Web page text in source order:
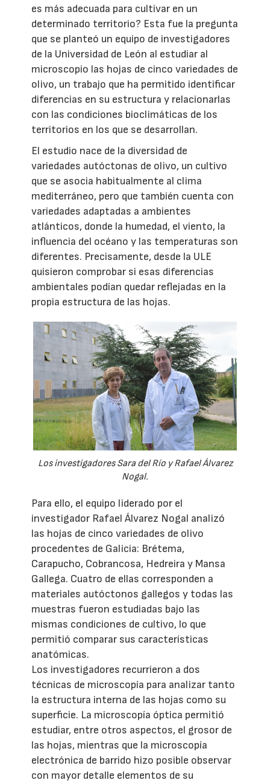
es más adecuada para cultivar en un
determinado territorio? Esta fue la pregunta
que se planteó un equipo de investigadores
de la Universidad de León al estudiar al
microscopio las hojas de cinco variedades de
olivo, un trabajo que ha permitido identificar
diferencias en su estructura y relacionarlas
con las condiciones bioclimáticas de los
territorios en los que se desarrollan.
El estudio nace de la diversidad de
variedades autóctonas de olivo, un cultivo
que se asocia habitualmente al clima
mediterráneo, pero que también cuenta con
variedades adaptadas a ambientes
atlánticos, donde la humedad, el viento, la
influencia del océano y las temperaturas son
diferentes. Precisamente, desde la ULE
quisieron comprobar si esas diferencias
ambientales podían quedar reflejadas en la
propia estructura de las hojas.
Los investigadores Sara del Río y Rafael Álvarez
Nogal.
Para ello, el equipo liderado por el
investigador Rafael Álvarez Nogal analizó
las hojas de cinco variedades de olivo
procedentes de Galicia: Brétema,
Carapucho, Cobrancosa, Hedreira y Mansa
Gallega. Cuatro de ellas corresponden a
materiales autóctonos gallegos y todas las
muestras fueron estudiadas bajo las
mismas condiciones de cultivo, lo que
permitió comparar sus características
anatómicas.
Los investigadores recurrieron a dos
técnicas de microscopía para analizar tanto
la estructura interna de las hojas como su
superficie. La microscopía óptica permitió
estudiar, entre otros aspectos, el grosor de
las hojas, mientras que la microscopía
electrónica de barrido hizo posible observar
con mayor detalle elementos de su